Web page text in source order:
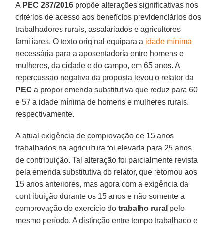
A PEC 287/2016 propõe alterações significativas nos
critérios de acesso aos benefícios previdenciários dos
trabalhadores rurais, assalariados e agricultores
familiares. O texto original equipara a idade mínima
necessária para a aposentadoria entre homens e
mulheres, da cidade e do campo, em 65 anos. A
repercussão negativa da proposta levou o relator da
PEC a propor emenda substitutiva que reduz para 60
e 57 a idade mínima de homens e mulheres rurais,
respectivamente.
A atual exigência de comprovação de 15 anos
trabalhados na agricultura foi elevada para 25 anos
de contribuição. Tal alteração foi parcialmente revista
pela emenda substitutiva do relator, que retornou aos
15 anos anteriores, mas agora com a exigência da
contribuição durante os 15 anos e não somente a
comprovação do exercício dotrabalho rural pelo
mesmo período. A distinção entre tempo trabalhado e